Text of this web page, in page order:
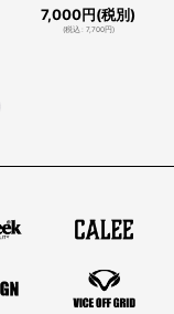
7,000円(税別)
(税込: 7,700円)